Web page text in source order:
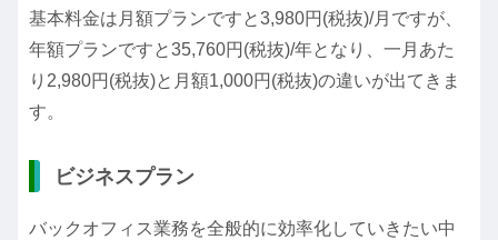
基本料金は月額プランですと3,980円(税抜)/月ですが、
年額プランですと35,760円(税抜)/年となり、一月あた
り2,980円(税抜)と月額1,000円(税抜)の違いが出てきま
す。
ビジネスプラン
バックオフィス業務を全般的に効率化していきたい中